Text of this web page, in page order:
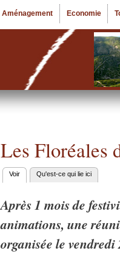
Aménagement Economie
Les Floréales
Onglets principaux
Voir (onglet actif)
Qu'est-ce qui lie ici
Après 1 mois de
animations, une
organisée le